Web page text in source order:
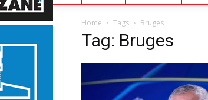
Home Tags Bruges
Tag: Bruges